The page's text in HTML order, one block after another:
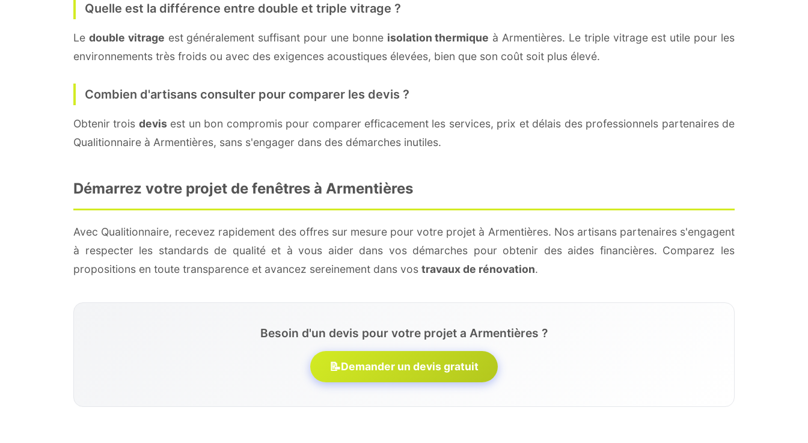
Quelle est la différence entre double et triple vitrage ?
Le double vitrage est généralement suffisant pour une bonne isolation thermique à Armentières. Le triple vitrage est utile pour les
environnements très froids ou avec des exigences acoustiques élevées, bien que son coût soit plus élevé.
Combien d'artisans consulter pour comparer les devis ?
Obtenir trois devisest un bon compromis pour comparer efficacement les services, prix et délais des professionnels partenaires de
Qualitionnaire à Armentières, sans s'engager dans des démarches inutiles.
Démarrez votre projet de fenêtres à Armentières
Avec Qualitionnaire, recevez rapidement des offres sur mesure pour votre projet à Armentières. Nos artisans partenaires s'engagent
à respecter les standards de qualité et à vous aider dans vos démarches pour obtenir des aides financières. Comparez les
propositions en toute transparence et avancez sereinement dans vos travaux de rénovation.
Besoin d'un devis pour votre projet a Armentières ?
📝Demander un devis gratuit